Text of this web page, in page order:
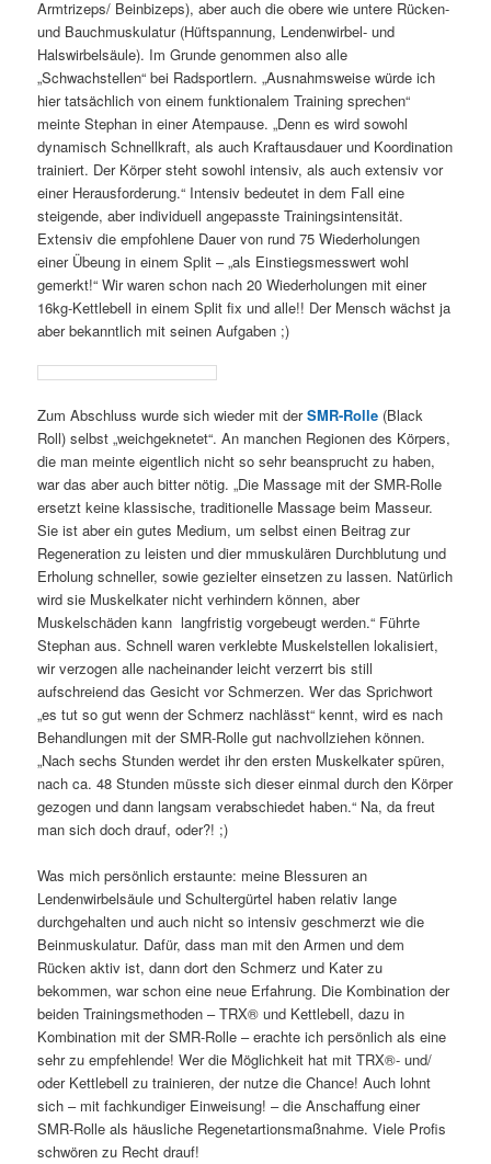
Armtrizeps/ Beinbizeps), aber auch die obere wie untere Rücken-
und Bauchmuskulatur (Hüftspannung, Lendenwirbel- und
Halswirbelsäule). Im Grunde genommen also alle
„Schwachstellen“ bei Radsportlern. „Ausnahmsweise würde ich
hier tatsächlich von einem funktionalem Training sprechen“
meinte Stephan in einer Atempause. „Denn es wird sowohl
dynamisch Schnellkraft, als auch Kraftausdauer und Koordination
trainiert. Der Körper steht sowohl intensiv, als auch extensiv vor
einer Herausforderung.“ Intensiv bedeutet in dem Fall eine
steigende, aber individuell angepasste Trainingsintensität.
Extensiv die empfohlene Dauer von rund 75 Wiederholungen
einer Übeung in einem Split – „als Einstiegsmesswert wohl
gemerkt!“ Wir waren schon nach 20 Wiederholungen mit einer
16kg-Kettlebell in einem Split fix und alle!! Der Mensch wächst ja
aber bekanntlich mit seinen Aufgaben ;)
Zum Abschluss wurde sich wieder mit derSMR-Rolle (Black
Roll) selbst „weichgeknetet“. An manchen Regionen des Körpers,
die man meinte eigentlich nicht so sehr beansprucht zu haben,
war das aber auch bitter nötig. „Die Massage mit der SMR-Rolle
ersetzt keine klassische, traditionelle Massage beim Masseur.
Sie ist aber ein gutes Medium, um selbst einen Beitrag zur
Regeneration zu leisten und dier mmuskulären Durchblutung und
Erholung schneller, sowie gezielter einsetzen zu lassen. Natürlich
wird sie Muskelkater nicht verhindern können, aber
Muskelschäden kann langfristig vorgebeugt werden.“ Führte
Stephan aus. Schnell waren verklebte Muskelstellen lokalisiert,
wir verzogen alle nacheinander leicht verzerrt bis still
aufschreiend das Gesicht vor Schmerzen. Wer das Sprichwort
„es tut so gut wenn der Schmerz nachlässt“ kennt, wird es nach
Behandlungen mit der SMR-Rolle gut nachvollziehen können.
„Nach sechs Stunden werdet ihr den ersten Muskelkater spüren,
nach ca. 48 Stunden müsste sich dieser einmal durch den Körper
gezogen und dann langsam verabschiedet haben.“ Na, da freut
man sich doch drauf, oder?! ;)
Was mich persönlich erstaunte: meine Blessuren an
Lendenwirbelsäule und Schultergürtel haben relativ lange
durchgehalten und auch nicht so intensiv geschmerzt wie die
Beinmuskulatur. Dafür, dass man mit den Armen und dem
Rücken aktiv ist, dann dort den Schmerz und Kater zu
bekommen, war schon eine neue Erfahrung. Die Kombination der
beiden Trainingsmethoden – TRX® und Kettlebell, dazu in
Kombination mit der SMR-Rolle – erachte ich persönlich als eine
sehr zu empfehlende! Wer die Möglichkeit hat mit TRX®- und/
oder Kettlebell zu trainieren, der nutze die Chance! Auch lohnt
sich – mit fachkundiger Einweisung! – die Anschaffung einer
SMR-Rolle als häusliche Regenetartionsmaßnahme. Viele Profis
schwören zu Recht drauf!